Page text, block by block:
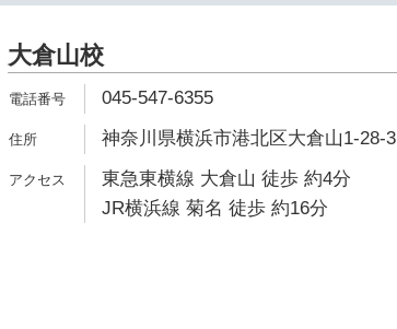
大倉山校
045-547-6355
神奈川県横浜市港北区大倉山1-28-3
東急東横線 大倉山 徒歩 約4分
JR横浜線 菊名 徒歩 約16分